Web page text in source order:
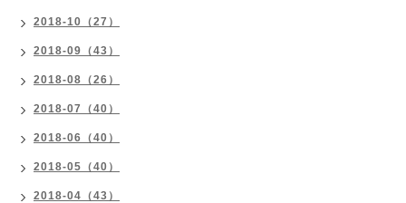
2018-10（27）
2018-09（43）
2018-08（26）
2018-07（40）
2018-06（40）
2018-05（40）
2018-04（43）